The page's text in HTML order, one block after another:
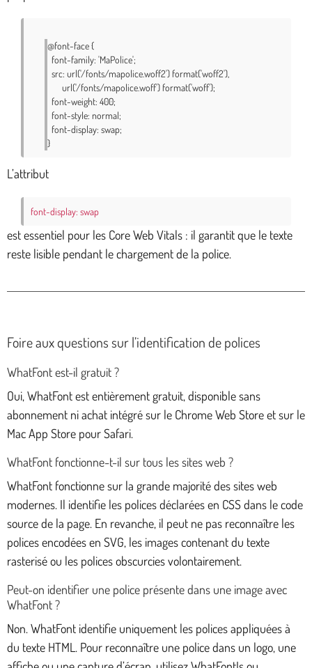
@font-face {
}
L’attribut
font-display: swap
est essentiel pour les Core Web Vitals : il garantit que le texte
reste lisible pendant le chargement de la police.
Foire aux questions sur l’identification de polices
WhatFont est-il gratuit ?
Oui, WhatFont est entièrement gratuit, disponible sans
abonnement ni achat intégré sur le Chrome Web Store et sur le
Mac App Store pour Safari.
WhatFont fonctionne-t-il sur tous les sites web ?
WhatFont fonctionne sur la grande majorité des sites web
modernes. Il identifie les polices déclarées en CSS dans le code
source de la page. En revanche, il peut ne pas reconnaître les
polices encodées en SVG, les images contenant du texte
rasterisé ou les polices obscurcies volontairement.
Peut-on identifier une police présente dans une image avec
WhatFont ?
Non. WhatFont identifie uniquement les polices appliquées à
du texte HTML. Pour reconnaître une police dans un logo, une